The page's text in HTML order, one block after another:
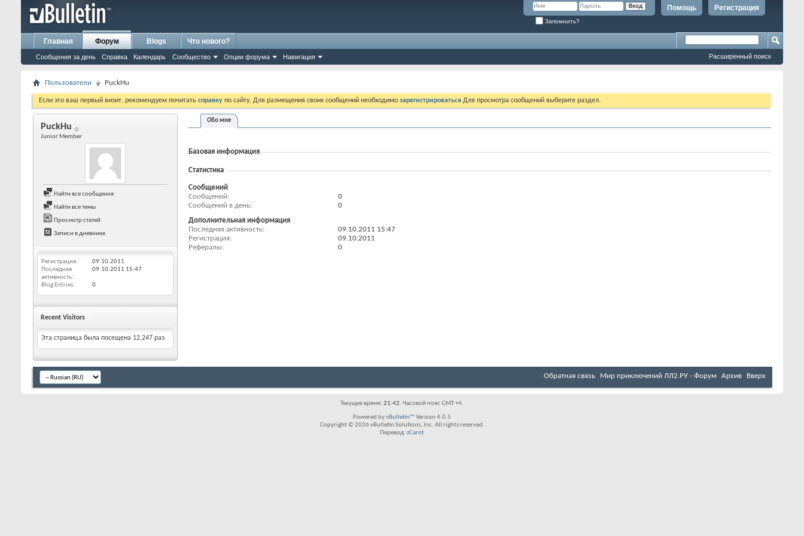
Регистрация
Помощь
Запомнить?
Главная Форум
Сообщения за день Справка Календарь Сообщество Опции форума Навигация
Blogs Что нового?
Расширенный поиск
Пользователи PuckHu
Если это ваш первый визит, рекомендуем почитать справку по сайту. Для размещения своих сообщений необходимо зарегистрироваться Для просмотра сообщений выберите раздел.
PuckHu
Junior Member
Найти все сообщения
Найти все темы
Просмотр статей
Записи в дневнике
Регистрация
09.10.2011
Последняя
активность
09.10.2011 15:47
Blog Entries 0
Recent Visitors
Эта страница была посещена 12,247 раз
Обо мне
Базовая информация
Статистика
Сообщений
Сообщений
0
Сообщений в день
0
Дополнительная информация
Последняя активность
09.10.2011 15:47
Регистрация
09.10.2011
Рефералы
0
Обратная связь Мир приключений ЛЛ2.РУ - Форум Архив Вверх
Текущее время: 21:42. Часовой пояс GMT +4.
Powered byvBulletin™ Version 4.0.5
Copyright © 2026 vBulletin Solutions, Inc. All rights reserved.
Перевод: zCarot